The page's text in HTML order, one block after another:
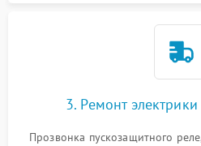
3. Ремонт
Прозвонка пускозащитного